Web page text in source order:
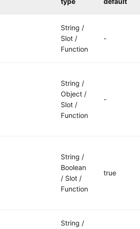
String /
Slot /
Function
-
String /
Object /
Slot /
Function
-
String /
Boolean
/ Slot /
Function
true
String /